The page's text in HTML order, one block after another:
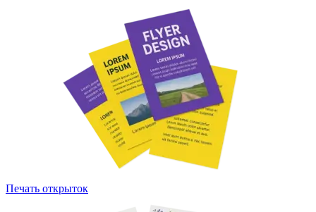
Печать открыток